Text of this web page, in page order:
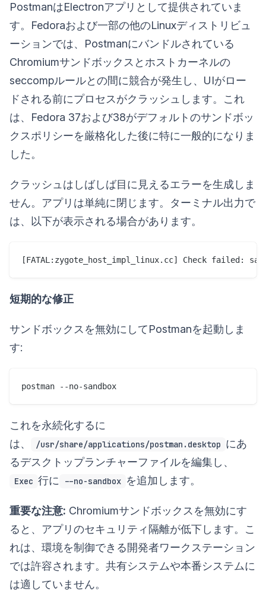
PostmanはElectronアプリとして提供されていま
す。Fedoraおよび一部の他のLinuxディストリビュ
ーションでは、Postmanにバンドルされている
Chromiumサンドボックスとホストカーネルの
seccompルールとの間に競合が発生し、UIがロー
ドされる前にプロセスがクラッシュします。これ
は、Fedora 37および38がデフォルトのサンドボッ
クスポリシーを厳格化した後に特に一般的になりま
した。
クラッシュはしばしば目に見えるエラーを生成しま
せん。アプリは単純に閉じます。ターミナル出力で
は、以下が表示される場合があります。
短期的な修正
サンドボックスを無効にしてPostmanを起動しま
す:
これを永続化するに
は、
/usr/share/applications/postman.desktop にあ
るデスクトップランチャーファイルを編集し、
Exec 行に --no-sandbox を追加します。
重要な注意: Chromiumサンドボックスを無効にす
ると、アプリのセキュリティ隔離が低下します。こ
れは、環境を制御できる開発者ワークステーション
では許容されます。共有システムや本番システムに
は適していません。